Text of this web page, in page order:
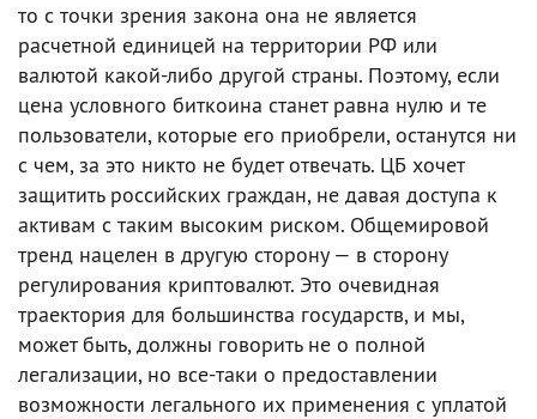
то с точки зрения закона она не является
расчетной единицей на территории РФ или
валютой какой-либо другой страны. Поэтому, если
цена условного биткоина станет равна нулю и те
пользователи, которые его приобрели, останутся ни
с чем, за это никто не будет отвечать. ЦБ хочет
защитить российских граждан, не давая доступа к
активам с таким высоким риском. Общемировой
тренд нацелен в другую сторону — в сторону
регулирования криптовалют. Это очевидная
траектория для большинства государств, и мы,
может быть, должны говорить не о полной
легализации, но все-таки о предоставлении
возможности легального их применения с уплатой